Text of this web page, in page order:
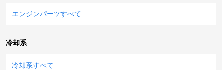
エンジンパーツすべて
冷却系
冷却系すべて